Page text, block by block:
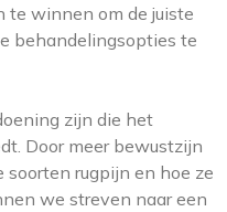
te winnen om de juiste
behandelingsopties te
zijn die het
Door meer bewustzijn
soorten rugpijn en hoe ze
we streven naar een